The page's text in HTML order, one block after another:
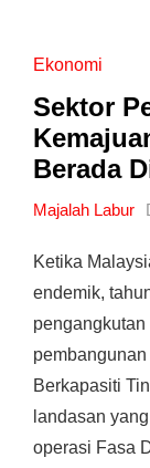
Ekonomi
Sektor
Berada
Majalah Labur
Ketika
endemik,
Berkapasiti
landasan
operasi Fasa